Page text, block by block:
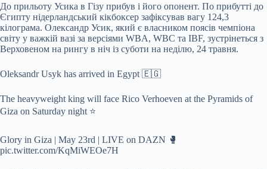
До прильоту Усика в Гізу прибув і його опонент. По прибутті до
Єгипту нідерландський кікбоксер зафіксував вагу 124,3
кілограма. Олександр Усик, який є власником поясів чемпіона
світу у важкій вазі за версіями WBA, WBC та IBF, зустрінеться з
Верховеном на рингу в ніч із суботи на неділю, 24 травня.
Oleksandr Usyk has arrived in Egypt 🇪🇬
The heavyweight king will face Rico Verhoeven at the Pyramids of
Giza on Saturday night ⭐
Glory in Giza | May 23rd | LIVE on DAZN 🥊
pic.twitter.com/KqMiWEOe7H